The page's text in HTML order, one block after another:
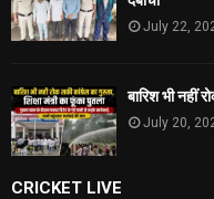
July 22,
बारिश भी नहीं
July 20,
CRICKET LIVE